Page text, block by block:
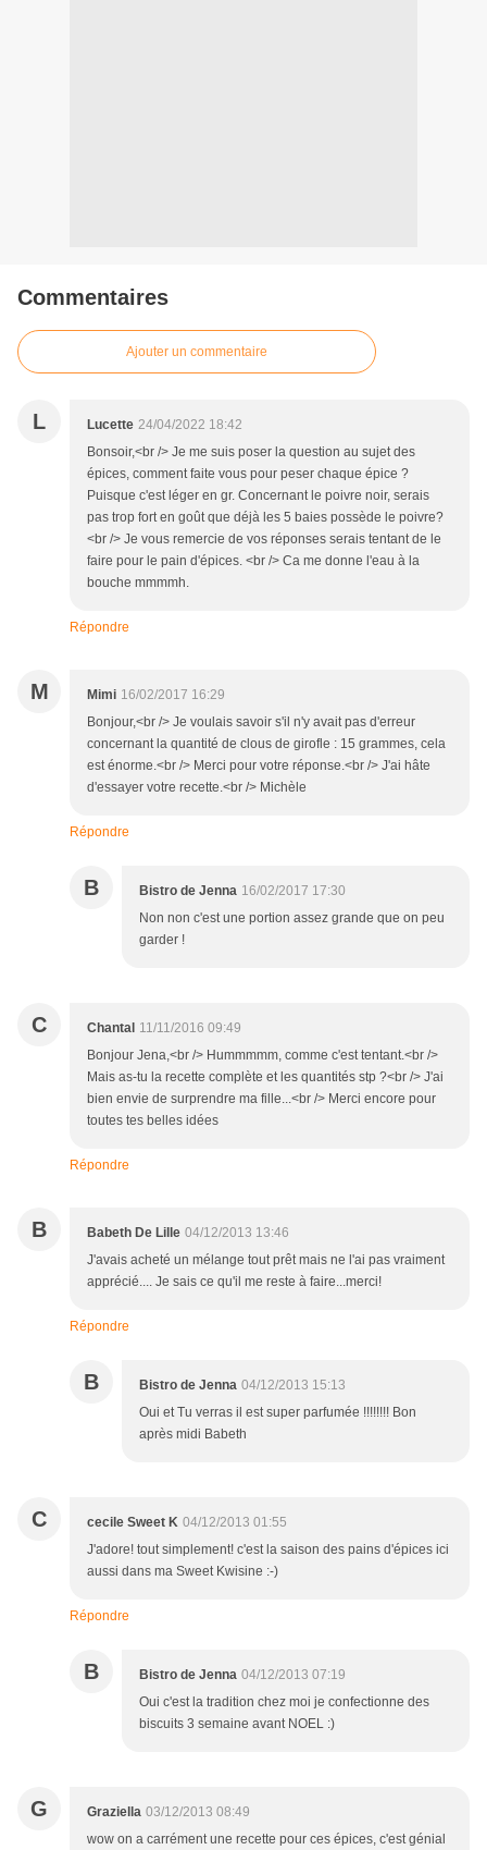
Commentaires
Ajouter un commentaire
L Lucette 24/04/2022 18:42
Bonsoir,<br /> Je me suis poser la question au sujet des
épices, comment faite vous pour peser chaque épice ?
Puisque c'est léger en gr. Concernant le poivre noir, serais
pas trop fort en goût que déjà les 5 baies possède le poivre?
<br /> Je vous remercie de vos réponses serais tentant de le
faire pour le pain d'épices. <br /> Ca me donne l'eau à la
bouche mmmmh.
Répondre
M Mimi 16/02/2017 16:29
Bonjour,<br /> Je voulais savoir s'il n'y avait pas d'erreur
concernant la quantité de clous de girofle : 15 grammes, cela
est énorme.<br /> Merci pour votre réponse.<br /> J'ai hâte
d'essayer votre recette.<br /> Michèle
Répondre
B Bistro de Jenna 16/02/2017 17:30
Non non c'est une portion assez grande que on peu
garder !
C Chantal 11/11/2016 09:49
Bonjour Jena,<br /> Hummmmm, comme c'est tentant.<br />
Mais as-tu la recette complète et les quantités stp ?<br /> J'ai
bien envie de surprendre ma fille...<br /> Merci encore pour
toutes tes belles idées
Répondre
B Babeth De Lille 04/12/2013 13:46
J'avais acheté un mélange tout prêt mais ne l'ai pas vraiment
apprécié.... Je sais ce qu'il me reste à faire...merci!
Répondre
B Bistro de Jenna 04/12/2013 15:13
Oui et Tu verras il est super parfumée !!!!!!!! Bon
après midi Babeth
C cecile Sweet K 04/12/2013 01:55
J'adore! tout simplement! c'est la saison des pains d'épices ici
aussi dans ma Sweet Kwisine :-)
Répondre
B Bistro de Jenna 04/12/2013 07:19
Oui c'est la tradition chez moi je confectionne des
biscuits 3 semaine avant NOEL :)
G Graziella 03/12/2013 08:49
wow on a carrément une recette pour ces épices, c'est génial